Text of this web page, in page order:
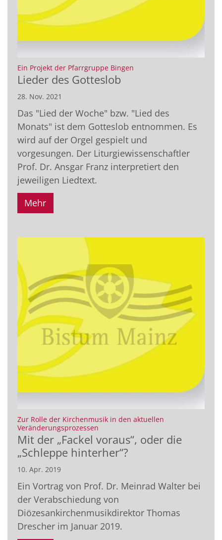
Ein Projekt der Pfarrgruppe Bingen
Lieder des Gotteslob
28. Nov. 2021
Das "Lied der Woche" bzw. "Lied des
Monats" ist dem Gotteslob entnommen. Es
wird auf der Orgel gespielt und
vorgesungen. Der Liturgiewissenschaftler
Prof. Dr. Ansgar Franz interpretiert den
jeweiligen Liedtext.
Mehr
Zur Rolle der Kirchenmusik in den aktuellen
Veränderungsprozessen
Mit der „Fackel voraus“, oder die
„Schleppe hinterher“?
10. Apr. 2019
Ein Vortrag von Prof. Dr. Meinrad Walter bei
der Verabschiedung von
Diözesankirchenmusikdirektor Thomas
Drescher im Januar 2019.